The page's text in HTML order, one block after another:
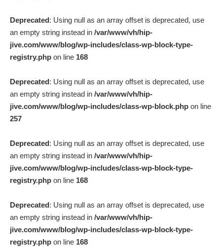
Deprecated: Using null as an array offset is deprecated, use
an empty string instead in /var/www/vh/hip-
jive.com/www/blog/wp-includes/class-wp-block-type-
registry.php on line 168
Deprecated: Using null as an array offset is deprecated, use
an empty string instead in /var/www/vh/hip-
jive.com/www/blog/wp-includes/class-wp-block.php on line
257
Deprecated: Using null as an array offset is deprecated, use
an empty string instead in /var/www/vh/hip-
jive.com/www/blog/wp-includes/class-wp-block-type-
registry.php on line 168
Deprecated: Using null as an array offset is deprecated, use
an empty string instead in /var/www/vh/hip-
jive.com/www/blog/wp-includes/class-wp-block-type-
registry.php on line 168